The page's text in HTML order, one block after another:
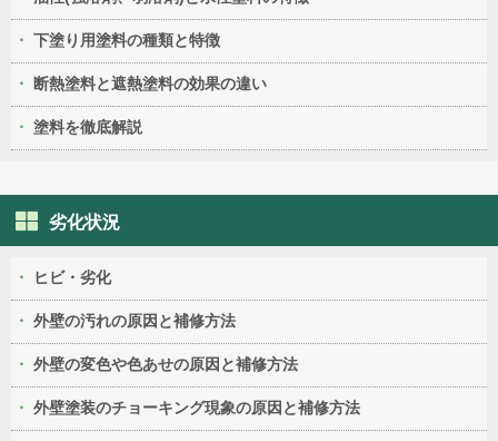
下塗り用塗料の種類と特徴
断熱塗料と遮熱塗料の効果の違い
塗料を徹底解説
劣化状況
ヒビ・劣化
外壁の汚れの原因と補修方法
外壁の変色や色あせの原因と補修方法
外壁塗装のチョーキング現象の原因と補修方法